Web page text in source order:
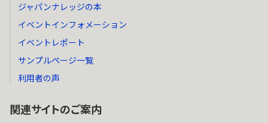
ジャパンナレッジの本
イベントインフォメーション
イベントレポート
サンプルページ一覧
利用者の声
関連サイトのご案内